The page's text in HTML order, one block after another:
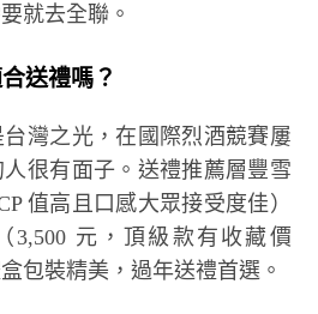
就去全聯。
送禮嗎？
灣之光，在國際烈酒競賽屢
很有面子。送禮推薦層豐雪
值高且口感大眾接受度佳）
3,500 元，頂級款有收藏價
包裝精美，過年送禮首選。